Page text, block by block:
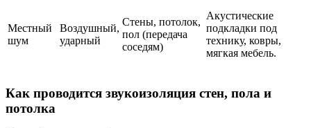
Местный
шум
Воздушный,
ударный
Стены, потолок,
пол (передача
соседям)
Акустические
подкладки под
технику, ковры,
мягкая мебель.
Как проводится звукоизоляция стен, пола и
потолка